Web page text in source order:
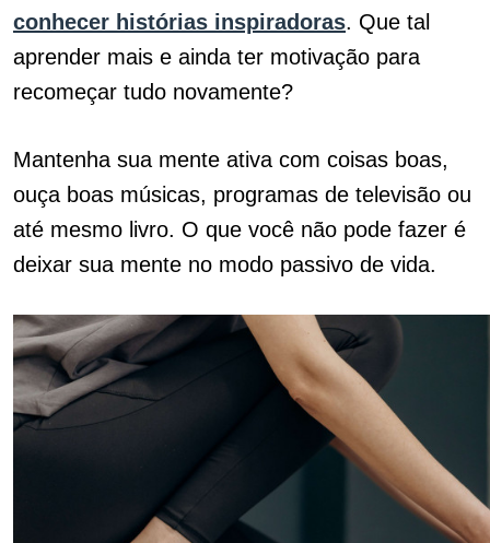
conhecer histórias inspiradoras. Que tal
aprender mais e ainda ter motivação para
recomeçar tudo novamente?
Mantenha sua mente ativa com coisas boas,
ouça boas músicas, programas de televisão ou
até mesmo livro. O que você não pode fazer é
deixar sua mente no modo passivo de vida.